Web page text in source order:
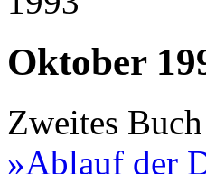
Oktober
Zweites
»Ablauf der